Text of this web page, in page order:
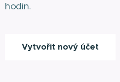
hodin.
Vytvořit nový účet